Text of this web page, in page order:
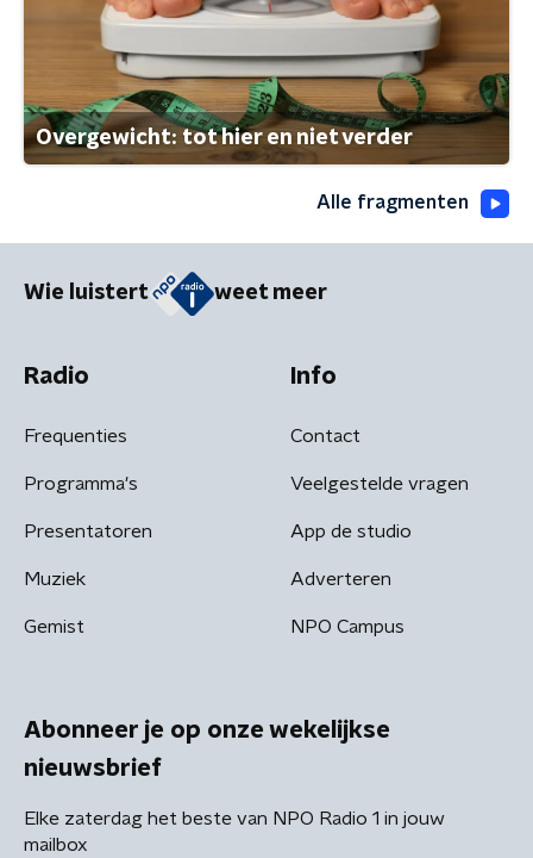
Overgewicht: tot hier en niet verder
Alle fragmenten
Wie luistert weet meer
Radio
Frequenties
Programma's
Presentatoren
Muziek
Gemist
Info
Contact
Veelgestelde vragen
App de studio
Adverteren
NPO Campus
Abonneer je op onze wekelijkse
nieuwsbrief
Elke zaterdag het beste van NPO Radio 1 in jouw
mailbox